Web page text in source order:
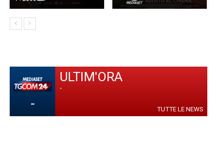
-
ULTIM'ORA
-
TUTTE LE NEWS